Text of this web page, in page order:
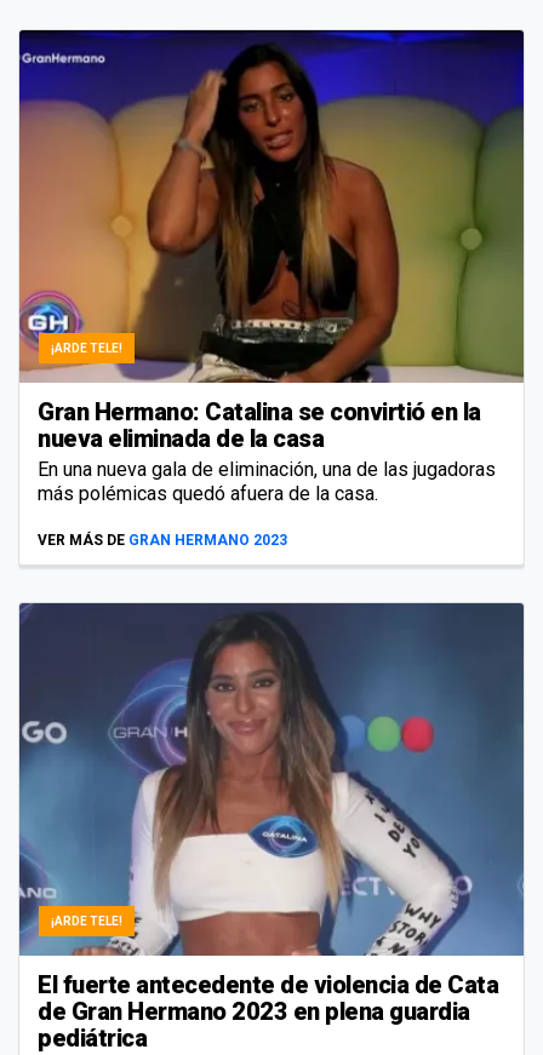
¡ARDE TELE!
Gran Hermano: Catalina se convirtió en la
nueva eliminada de la casa
En una nueva gala de eliminación, una de las jugadoras
más polémicas quedó afuera de la casa.
VER MÁS DE GRAN HERMANO 2023
¡ARDE TELE!
El fuerte antecedente de violencia de Cata
de Gran Hermano 2023 en plena guardia
pediátrica